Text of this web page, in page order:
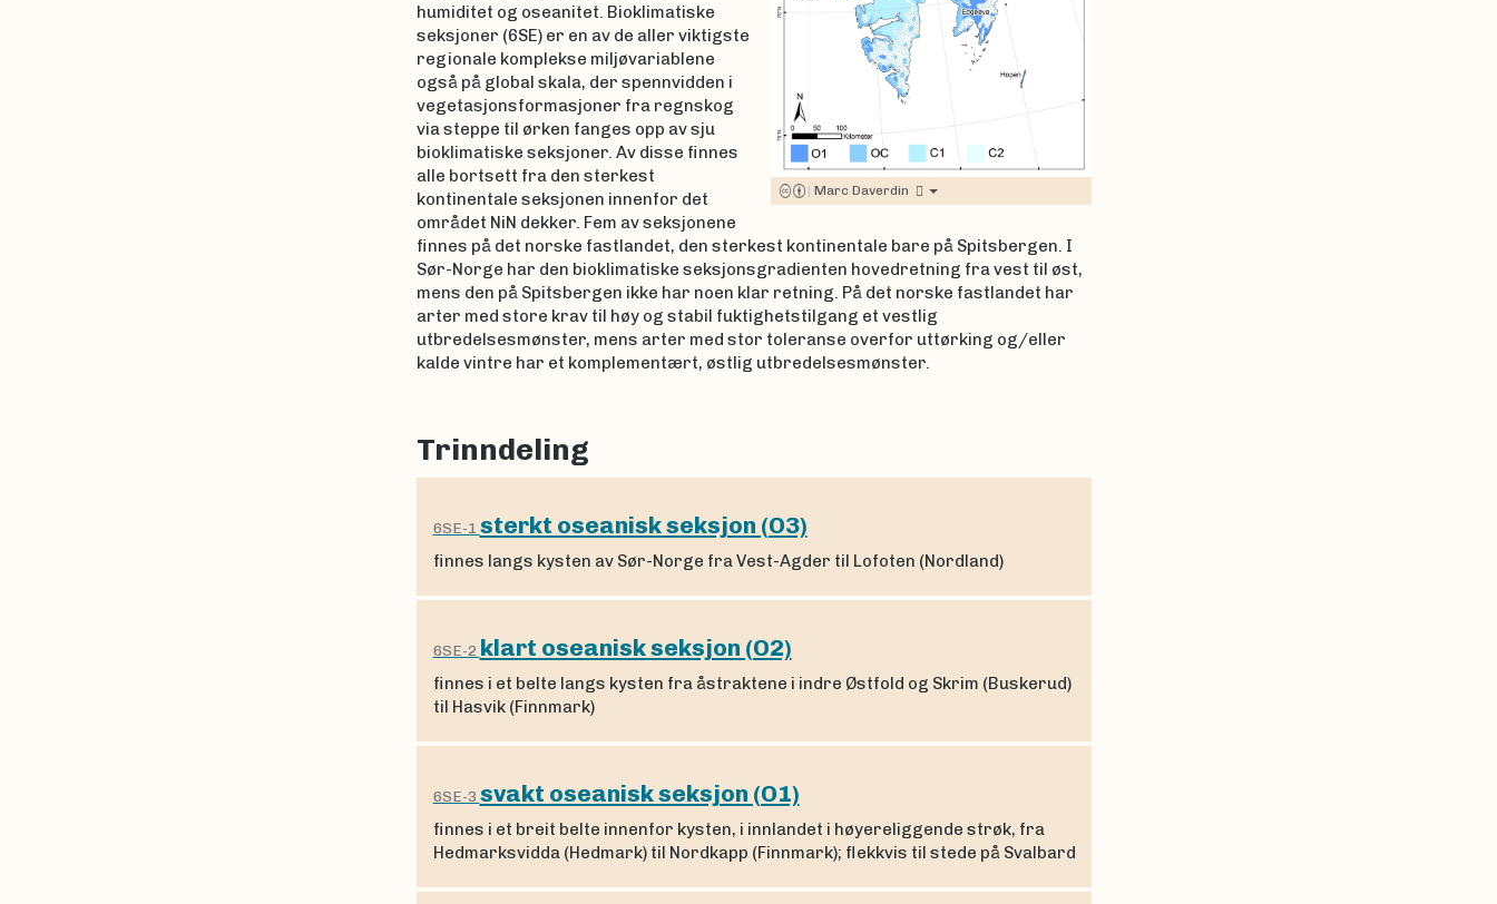
| Marc Daverdin
humiditet og oseanitet. Bioklimatiske
seksjoner (6SE) er en av de aller viktigste
regionale komplekse miljøvariablene
også på global skala, der spennvidden i
vegetasjonsformasjoner fra regnskog
via steppe til ørken fanges opp av sju
bioklimatiske seksjoner. Av disse finnes
alle bortsett fra den sterkest
kontinentale seksjonen innenfor det
området NiN dekker. Fem av seksjonene
finnes på det norske fastlandet, den sterkest kontinentale bare på Spitsbergen. I
Sør-Norge har den bioklimatiske seksjonsgradienten hovedretning fra vest til øst,
mens den på Spitsbergen ikke har noen klar retning. På det norske fastlandet har
arter med store krav til høy og stabil fuktighetstilgang et vestlig
utbredelsesmønster, mens arter med stor toleranse overfor uttørking og/eller
kalde vintre har et komplementært, østlig utbredelsesmønster.
Trinndeling
6SE-1 sterkt oseanisk seksjon (O3)
finnes langs kysten av Sør-Norge fra Vest-Agder til Lofoten (Nordland)
6SE-2 klart oseanisk seksjon (O2)
finnes i et belte langs kysten fra åstraktene i indre Østfold og Skrim (Buskerud)
til Hasvik (Finnmark)
6SE-3 svakt oseanisk seksjon (O1)
finnes i et breit belte innenfor kysten, i innlandet i høyereliggende strøk, fra
Hedmarksvidda (Hedmark) til Nordkapp (Finnmark); flekkvis til stede på Svalbard